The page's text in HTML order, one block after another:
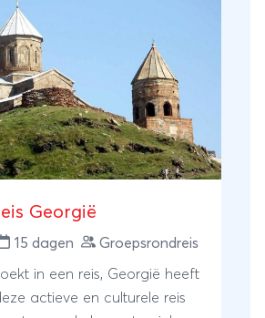
uitermate geschikt
Gastvrijheid,
wijnproeverijen, oude
uitzichten:
Georgië van 2 weken heeft
Georgië
15 dagen Groepsrondreis
in een reis, Georgië heeft
actieve en culturele reis